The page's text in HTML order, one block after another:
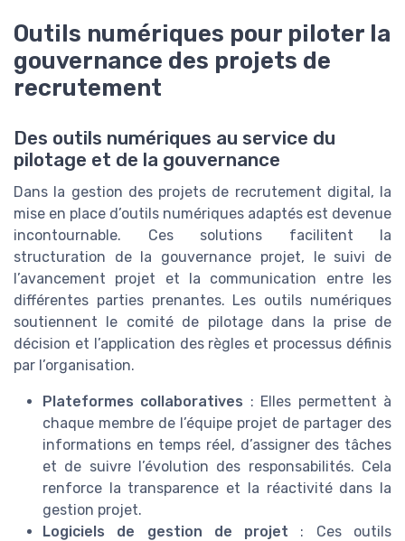
Outils numériques pour piloter la
gouvernance des projets de
recrutement
Des outils numériques au service du
pilotage et de la gouvernance
Dans la gestion des projets de recrutement digital, la
mise en place d’outils numériques adaptés est devenue
incontournable. Ces solutions facilitent la
structuration de la gouvernance projet, le suivi de
l’avancement projet et la communication entre les
différentes parties prenantes. Les outils numériques
soutiennent le comité de pilotage dans la prise de
décision et l’application des règles et processus définis
par l’organisation.
Plateformes collaboratives : Elles permettent à
chaque membre de l’équipe projet de partager des
informations en temps réel, d’assigner des tâches
et de suivre l’évolution des responsabilités. Cela
renforce la transparence et la réactivité dans la
gestion projet.
Logiciels de gestion de projet : Ces outils